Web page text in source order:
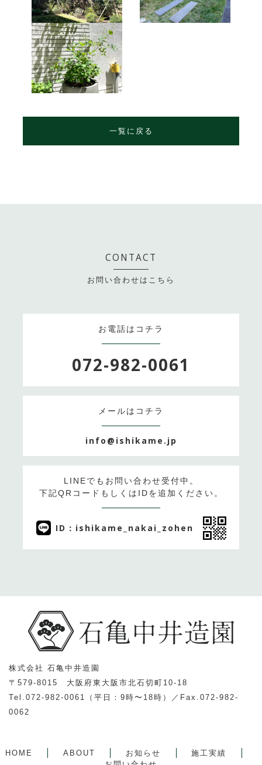
一覧に戻る
CONTACT
お問い合わせはこちら
お電話は コチラ
072-982-0061
メールは コチラ
info@ishikame.jp
LINEでもお問い合わせ受付中。
下記QRコードもしくはIDを追加ください。
ID：ishikame_nakai_zohen
株式会社 石亀中井造園
〒579-8015 大阪府東大阪市北石切町10-18
Tel.072-982-0061（平日：9時〜18時）／Fax.072-982-
0062
HOME ABOUT お知らせ
施工実績